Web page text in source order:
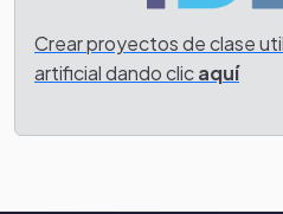
Crear proyectos de clase
artificial dando clicaquí